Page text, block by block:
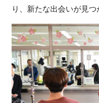
り、新たな出会いが見つ